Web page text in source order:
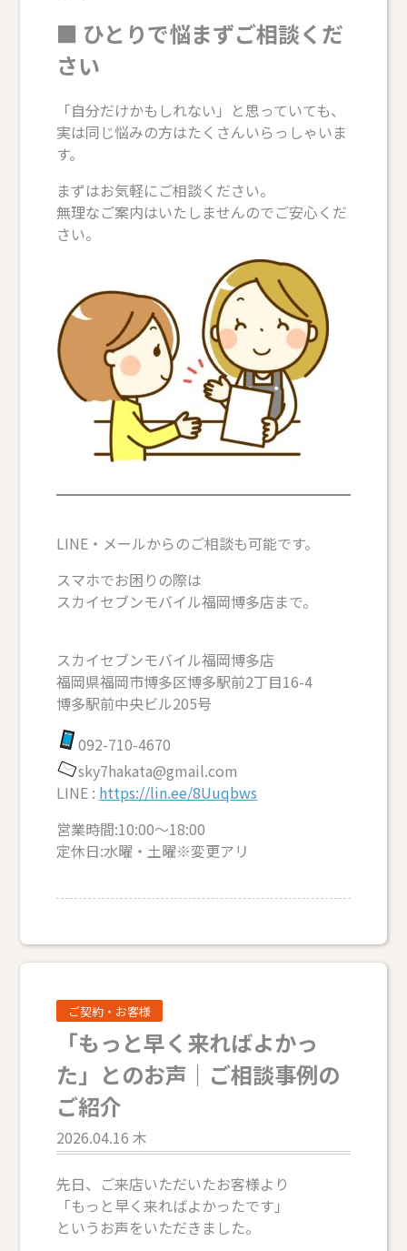
■ ひとりで悩まずご相談くだ
さい
「自分だけかもしれない」と思っていても、
実は同じ悩みの方はたくさんいらっしゃいま
す。
まずはお気軽にご相談ください。
無理なご案内はいたしませんのでご安心くだ
さい。
LINE・メールからのご相談も可能です。
スマホでお困りの際は
スカイセブンモバイル福岡博多店まで。
スカイセブンモバイル福岡博多店
福岡県福岡市博多区博多駅前2丁目16-4
博多駅前中央ビル205号
092-710-4670
sky7hakata@gmail.com
LINE : https://lin.ee/8Uuqbws
営業時間:10:00～18:00
定休日:水曜・土曜※変更アリ
ご契約・お客様
「もっと早く来ればよかっ
た」とのお声｜ご相談事例の
ご紹介
2026.04.16 木
先日、ご来店いただいたお客様より
「もっと早く来ればよかったです」
というお声をいただきました。